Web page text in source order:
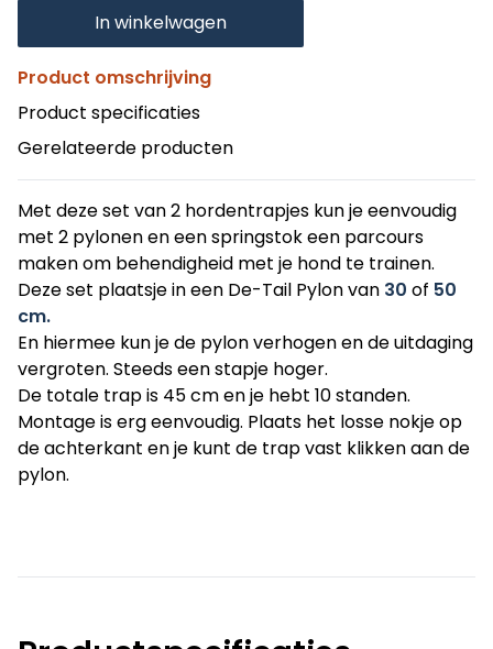
In winkelwagen
Product omschrijving
Product specificaties
Gerelateerde producten
Met deze set van 2 hordentrapjes kun je eenvoudig
met 2 pylonen en een springstok een parcours
maken om behendigheid met je hond te trainen.
Deze set plaatsje in een De-Tail Pylon van 30 of 50
cm.
En hiermee kun je de pylon verhogen en de uitdaging
vergroten. Steeds een stapje hoger.
De totale trap is 45 cm en je hebt 10 standen.
Montage is erg eenvoudig. Plaats het losse nokje op
de achterkant en je kunt de trap vast klikken aan de
pylon.